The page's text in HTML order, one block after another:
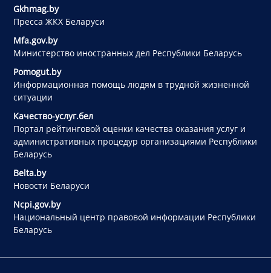
Gkhmag.by
Пресса ЖКХ Беларуси
Mfa.gov.by
Министерство иностранных дел Республики Беларусь
Pomogut.by
Информационная помощь людям в трудной жизненной
ситуации
Качество-услуг.бел
Портал рейтинговой оценки качества оказания услуг и
административных процедур организациями Республики
Беларусь
Belta.by
Новости Беларуси
Ncpi.gov.by
Национальный центр правовой информации Республики
Беларусь